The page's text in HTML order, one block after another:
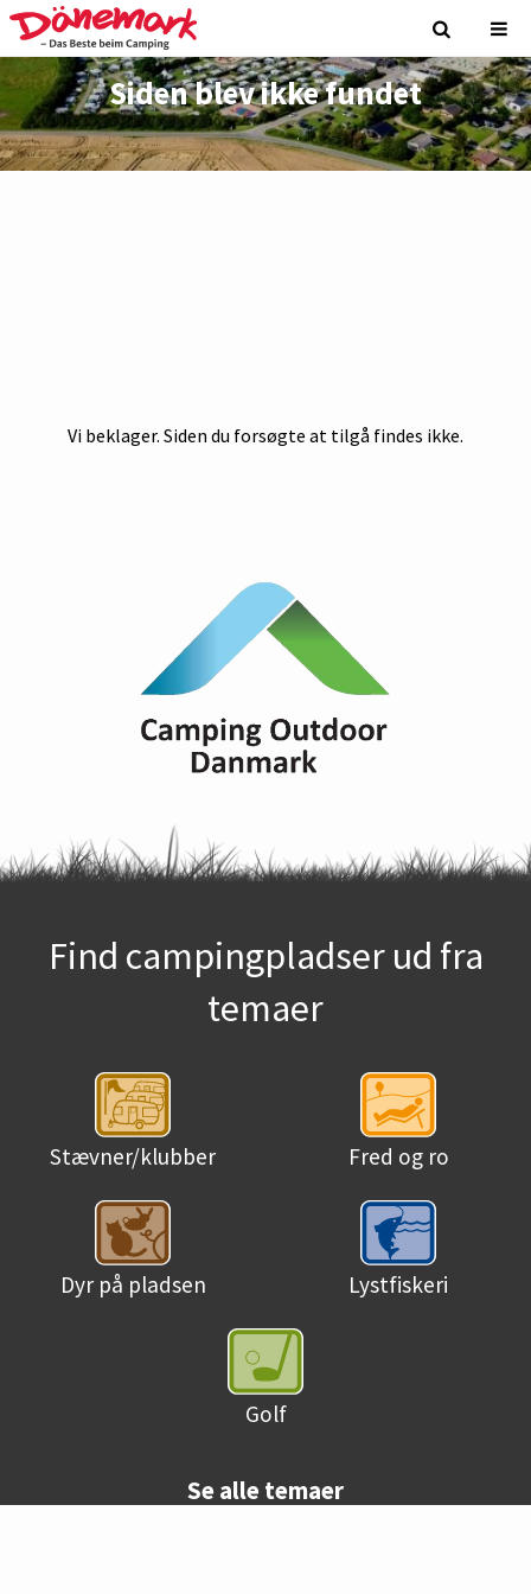
Siden blev ikke fundet
Vi beklager. Siden du forsøgte at tilgå findes ikke.
Find campingpladser ud fra
temaer
Stævner/klubber Fred og ro
Dyr på pladsen Lystfiskeri
Golf
Se alle temaer